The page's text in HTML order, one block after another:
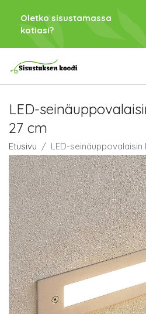
Oletko sisustamassa
kotiasi?
LED-
27 cm
Etusivu LED-seinäuppovalaisin